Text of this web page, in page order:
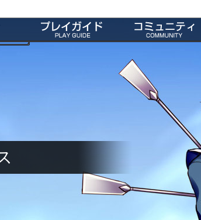
師団＆友だち募集掲示板
ファンキット
ファンサイト
M2オリジナル辞書
壁紙
師団ランキング